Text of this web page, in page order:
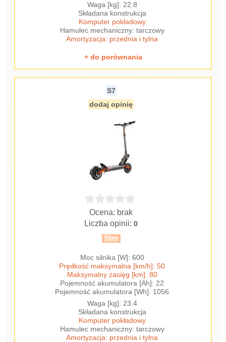
Waga [kg]: 22.8
Składana konstrukcja
Komputer pokładowy
Hamulec mechaniczny: tarczowy
Amortyzacja: przednia i tylna
+ do porównania
S7
dodaj opinię
Ocena: brak
Liczba opinii:0
film
Moc silnika [W]: 600
Prędkość maksymalna [km/h]: 50
Maksymalny zasięg [km]: 80
Pojemność akumulatora [Ah]: 22
Pojemność akumulatora [Wh]: 1056
Waga [kg]: 23.4
Składana konstrukcja
Komputer pokładowy
Hamulec mechaniczny: tarczowy
Amortyzacja: przednia i tylna